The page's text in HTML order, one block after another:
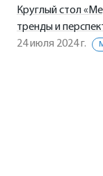
Круглый стол
тренды и
24 июля 2024 г.